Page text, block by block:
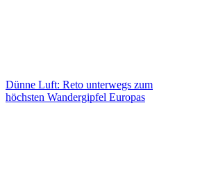
Dünne Luft: Reto unterwegs zum
höchsten Wandergipfel Europas